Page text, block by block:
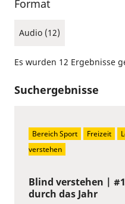
Format
Audio (12)
Es wurden 12 Ergebnisse
Suchergebnisse
Blind verstehen |
durch das Jahr
Bereich Sport Freizeit
verstehen